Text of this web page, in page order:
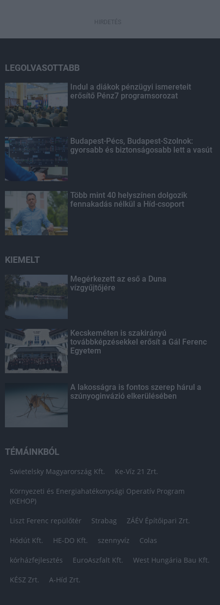
HIRDETÉS
LEGOLVASOTTABB
Indul a diákok pénzügyi ismereteit
erősítő Pénz7 programsorozat
Budapest-Pécs, Budapest-Szolnok:
gyorsabb és biztonságosabb lett a vasút
Több mint 40 helyszínen dolgozik
fennakadás nélkül a Híd-csoport
KIEMELT
Megérkezett az eső a Duna
vízgyűjtőjére
Kecskeméten is szakirányú
továbbképzésekkel erősít a Gál Ferenc
Egyetem
A lakosságra is fontos szerep hárul a
szúnyoginvázió elkerülésében
TÉMÁINKBÓL
Swietelsky Magyarország Kft. Ke-Víz 21 Zrt.
Környezeti és Energiahatékonysági Operatív Program
(KEHOP)
Liszt Ferenc repülőtér Strabag ZÁÉV Építőipari Zrt.
Hódút Kft. HE-DO Kft. szennyvíz Colas
kórházfejlesztés EuroAszfalt Kft. West Hungária Bau Kft.
KÉSZ Zrt. A-Híd Zrt.